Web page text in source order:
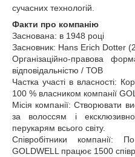
сучасних технологій.
Факти про компанію
Заснована: в 1948 році
Засновник: Hans Erich Dotter
Організаційно-правова
відповідальністю / ТОВ
Частка участі в власності:
100 % власником компанії
Місія компанії: Створювати
за волоссям і
перукарям всього світу.
Співробітники компанії:
GOLDWELL працює 1500